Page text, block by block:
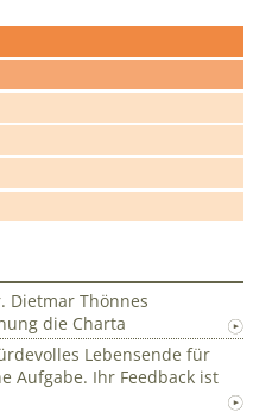
Dietmar Thönnes
die Charta
Lebensende für
Aufgabe. Ihr Feedback ist